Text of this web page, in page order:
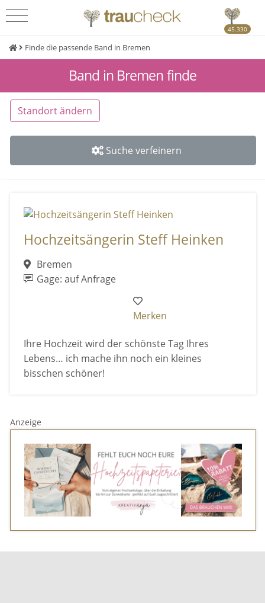
45.330
Finde die passende Band in Bremen
Band in Bremen finde
Standort ändern
Suche verfeinern
Hochzeitsängerin Steff Heinken
Bremen
Gage: auf Anfrage
Merken
Ihre Hochzeit wird der schönste Tag Ihres
Lebens… ich mache ihn noch ein kleines
bisschen schöner!
Anzeige